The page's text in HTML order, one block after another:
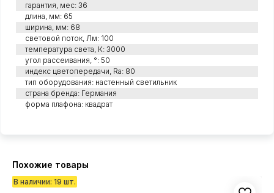
гарантия, мес: 36
длина, мм: 65
ширина, мм: 68
световой поток, Лм: 100
температура света, К: 3000
угол рассеивания, °: 50
индекс цветопередачи, Ra: 80
тип оборудования: настенный светильник
страна бренда: Германия
форма плафона: квадрат
Похожие товары